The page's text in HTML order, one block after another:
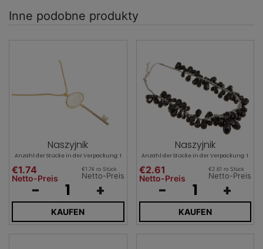
Inne podobne produkty
Naszyjnik
Anzahl der Stücke in der Verpackung: 1
€1.74
Netto-Preis
€1.74 ro Stück
Netto-Preis
- +
KAUFEN
Naszyjnik
Anzahl der Stücke in der Verpackung: 1
€2.61
Netto-Preis
€2.61 ro Stück
Netto-Preis
- +
KAUFEN